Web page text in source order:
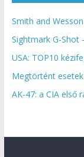
Smith and
Sightmark G-Shot
USA: TOP10
Megtörtént
AK-47: a CIA első